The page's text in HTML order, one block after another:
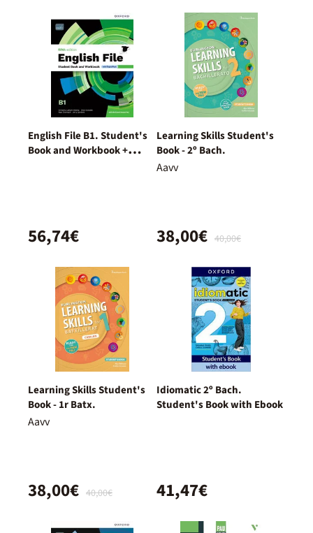
English File B1. Student's
Book and Workbook +
56,74€
Learning Skills Student's
Book - 2º Bach.
Aavv
40,00€
38,00€
Learning Skills Student's
Book - 1r Batx.
Aavv
40,00€
38,00€
Idiomatic 2º Bach.
Student's Book with Ebook
41,47€